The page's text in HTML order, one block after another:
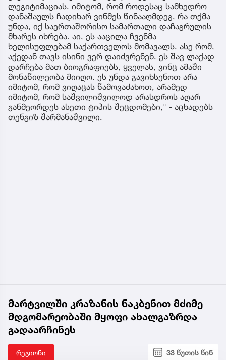
ლეგიტიმაციას. იმიტომ, რომ როდესაც სამხედრო
დანაშაულს ჩადიხარ ვინმეს წინააღმდეგ, რა თქმა
უნდა, იქ საერთაშორისო სამართალი დაჩაგრულის
მხარეს იხრება. აი, ეს ააცილა ჩვენმა
ხელისუფლებამ საქართველოს მომავალს. ასე რომ,
აქედან თავს ისინი ვერ დაიძვრენენ. ეს შავ ლაქად
დარჩება მათ ბიოგრაფიებს, ყველას, ვინც ამაში
მონაწილეობა მიიღო. ეს უნდა გავიხსენოთ არა
იმიტომ, რომ ვიღაცას წამოვაძახოთ, არამედ
იმიტომ, რომ საშვილიშვილოდ არასდროს აღარ
განმეორდეს ასეთი ტიპის შეცდომები," - აცხადებს
თენგიზ შარმანაშვილი.
მარტვილში კრაზანის ნაკბენით მძიმე
მდგომარეობაში მყოფი ახალგაზრდა
გადაარჩინეს
რეგიონი 33 წუთის წინ